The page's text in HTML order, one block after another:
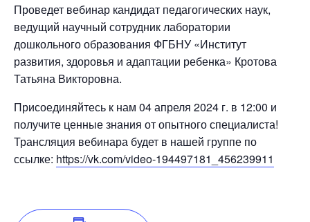
Проведет вебинар кандидат педагогических наук,
ведущий научный сотрудник лаборатории
дошкольного образования ФГБНУ «Институт
развития, здоровья и адаптации ребенка» Кротова
Татьяна Викторовна.
Присоединяйтесь к нам 04 апреля 2024 г. в 12:00 и
получите ценные знания от опытного специалиста!
Трансляция вебинара будет в нашей группе по
ссылке: https://vk.com/video-194497181_456239911